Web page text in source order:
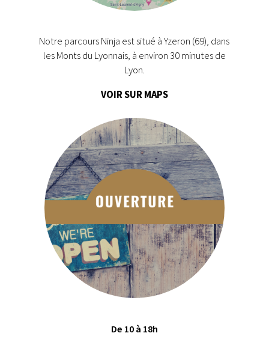
Notre parcours Ninja est situé à Yzeron (69), dans
les Monts du Lyonnais, à environ 30 minutes de
Lyon.
VOIR SUR MAPS
De 10 à 18h